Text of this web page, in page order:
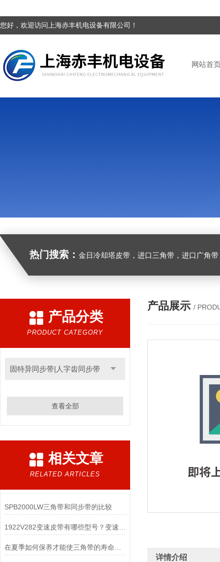
您好，欢迎访问上海赤丰机电设备有限公司！
网站首
热门搜索： 金日冷却塔皮带，进口三角带，进口广角带，进口同步带，进口空压机皮
产品分类
PRODUCT CATEGORY
固特异同步带|人字齿同步带
查看全部
相关文章
RELATED ARTICLES
SPB2000LW三角带和同步带的比较
产品展示 /
详情介绍